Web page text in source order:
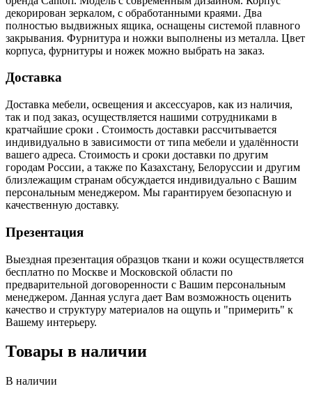
декорирован зеркалом, с обработанными краями. Два
полностью выдвижных ящика, оснащены системой плавного
закрывания. Фурнитура и ножки выполнены из металла. Цвет
корпуса, фурнитуры и ножек можно выбрать на заказ.
Доставка
Доставка мебели, освещения и аксессуаров, как из наличия,
так и под заказ, осуществляется нашими сотрудниками в
кратчайшие сроки . Стоимость доставки рассчитывается
индивидуально в зависимости от типа мебели и удалённости
вашего адреса. Стоимость и сроки доставки по другим
городам России, а также по Казахстану, Белоруссии и другим
близлежащим странам обсуждается индивидуально с Вашим
персональным менеджером. Мы гарантируем безопасную и
качественную доставку.
Презентация
Выездная презентация образцов ткани и кожи осуществляется
бесплатно по Москве и Московской области по
предварительной договоренности с Вашим персональным
менеджером. Данная услуга дает Вам возможность оценить
качество и структуру материалов на ощупь и "примерить" к
Вашему интерьеру.
Товары в наличии
В наличии